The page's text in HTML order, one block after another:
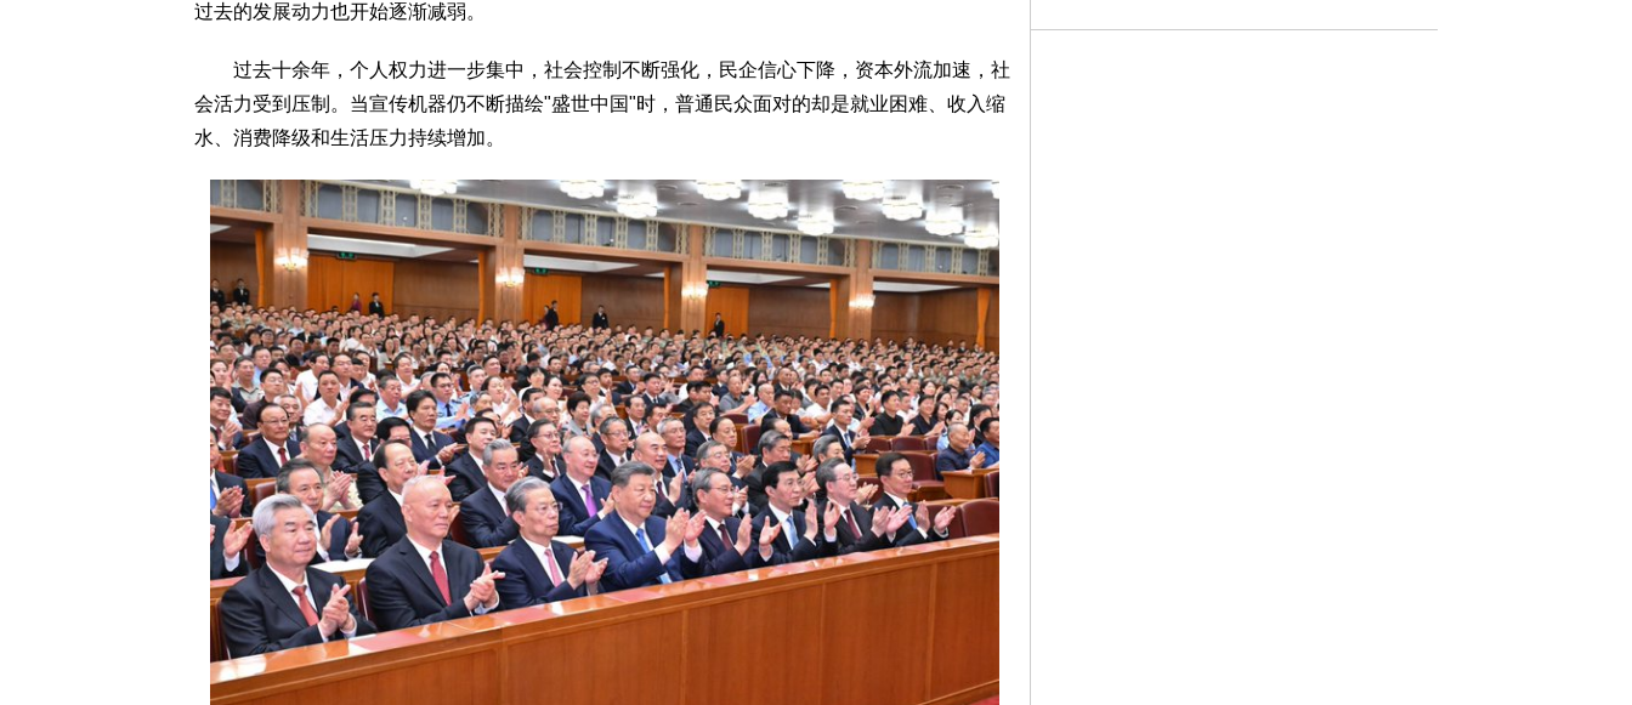
过去的发展动力也开始逐渐减弱。
过去十余年，个人权力进一步集中，社会控制不断强化，民企信心下降，资本外流加速，社
会活力受到压制。当宣传机器仍不断描绘"盛世中国"时，普通民众面对的却是就业困难、收入缩
水、消费降级和生活压力持续增加。